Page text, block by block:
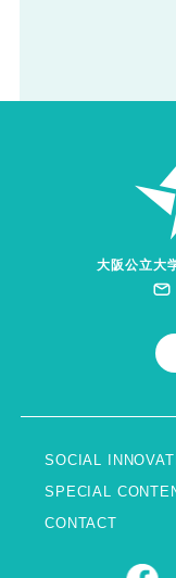
大阪公立大
SOCIAL
SPECIAL
CONTACT